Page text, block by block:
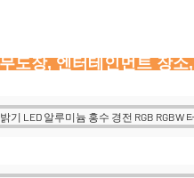
도장, 엔터테인먼트 장소